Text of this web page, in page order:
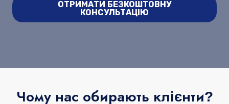
ОТРИМАТИ БЕЗКОШТОВНУ
КОНСУЛЬТАЦІЮ
Чому нас обирають клієнти?